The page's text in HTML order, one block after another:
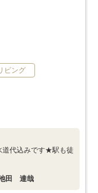
ビング
代込みです★駅も徒
田 達哉